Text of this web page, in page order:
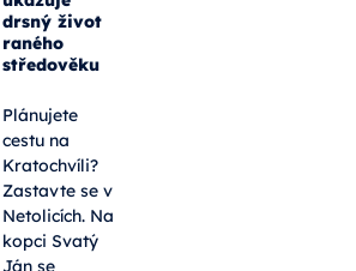
drsný život
raného
středověku
Plánujete
cestu na
Kratochvíli?
Zastavte se v
Netolicích. Na
kopci Svatý
Ján se